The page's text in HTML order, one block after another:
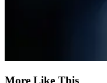
More Like This